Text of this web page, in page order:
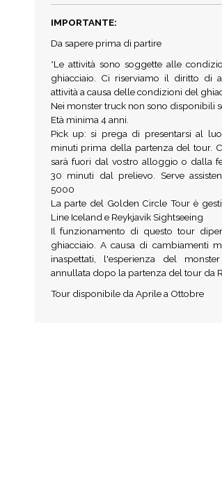
IMPORTANTE:
Da sapere prima di partire
*Le attività sono soggette alle
ghiacciaio. Ci riserviamo il diritto di
attività a causa delle condizioni del
Nei monster truck non sono disponibili
Età minima 4 anni.
Pick up: si prega di presentarsi al
minuti prima della partenza del tour.
sarà fuori dal vostro alloggio o dalla
30 minuti dal prelievo. Serve
5000
La parte del Golden Circle Tour è
Line Iceland e Reykjavik Sightseeing
Il funzionamento di questo tour
ghiacciaio. A causa di cambiamenti
inaspettati, l'esperienza del
annullata dopo la partenza del tour da
Tour disponibile da Aprile a Ottobre